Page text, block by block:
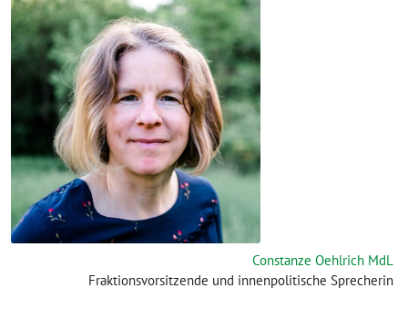
Constanze Oehlrich MdL
Fraktionsvorsitzende und innenpolitische Sprecherin